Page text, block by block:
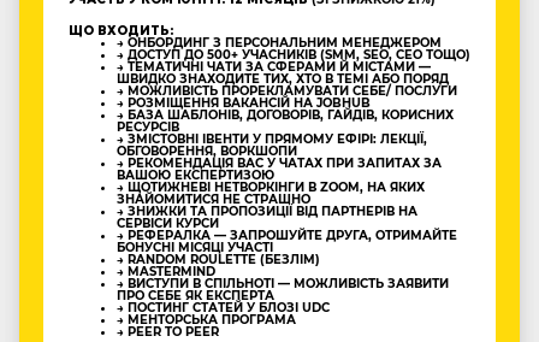
ЩО ВХОДИТЬ:
→ ОНБОРДИНГ З ПЕРСОНАЛЬНИМ МЕНЕДЖЕРОМ
→ ДОСТУП ДО 500+ УЧАСНИКІВ (SMM, SEO, CEO ТОЩО)
→ ТЕМАТИЧНІ ЧАТИ ЗА СФЕРАМИ Й МІСТАМИ —
ШВИДКО ЗНАХОДИТЕ ТИХ, ХТО В ТЕМІ АБО ПОРЯД
→ МОЖЛИВІСТЬ ПРОРЕКЛАМУВАТИ СЕБЕ/ ПОСЛУГИ
→ РОЗМІЩЕННЯ ВАКАНСІЙ НА JOBHUB
→ БАЗА ШАБЛОНІВ, ДОГОВОРІВ, ГАЙДІВ, КОРИСНИХ
РЕСУРСІВ
→ ЗМІСТОВНІ ІВЕНТИ У ПРЯМОМУ ЕФІРІ: ЛЕКЦІЇ,
ОБГОВОРЕННЯ, ВОРКШОПИ
→ РЕКОМЕНДАЦІЯ ВАС У ЧАТАХ ПРИ ЗАПИТАХ ЗА
ВАШОЮ ЕКСПЕРТИЗОЮ
→ ЩОТИЖНЕВІ НЕТВОРКІНГИ В ZOOM, НА ЯКИХ
ЗНАЙОМИТИСЯ НЕ СТРАШНО
→ ЗНИЖКИ ТА ПРОПОЗИЦІЇ ВІД ПАРТНЕРІВ НА
СЕРВІСИ КУРСИ
→ РЕФЕРАЛКА — ЗАПРОШУЙТЕ ДРУГА, ОТРИМАЙТЕ
БОНУСНІ МІСЯЦІ УЧАСТІ
→ RANDOM ROULETTE (БЕЗЛІМ)
→ MASTERMIND
→ ВИСТУПИ В СПІЛЬНОТІ — МОЖЛИВІСТЬ ЗАЯВИТИ
ПРО СЕБЕ ЯК ЕКСПЕРТА
→ ПОСТИНГ СТАТЕЙ У БЛОЗІ UDC
→ МЕНТОРСЬКА ПРОГРАМА
→ PEER TO PEER